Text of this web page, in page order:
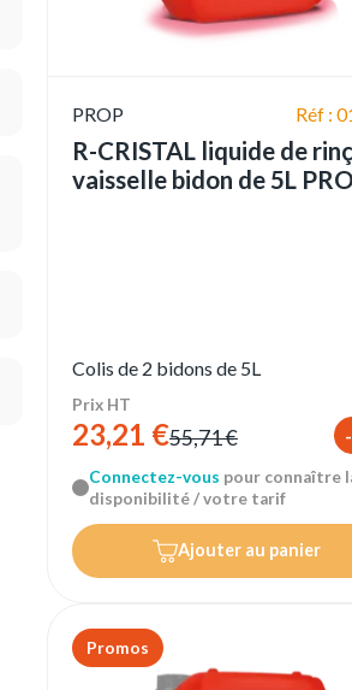
PROP Réf :
R-CRISTAL liquide de
vaisselle bidon de 5L
Colis de 2 bidons de 5L
Prix HT
23,21 €55,71 €
Connectez-vous pour connaître
disponibilité / votre tarif
Ajouter au panier
Promos